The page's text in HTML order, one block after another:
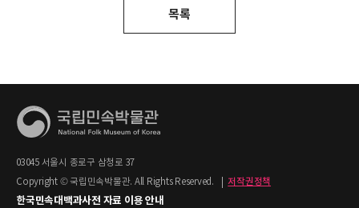
목록
03045 서울시 종로구 삼청로 37
Copyright © 국립민속박물관. All Rights Reserved.
저작권정책
한국민속대백과사전 자료 이용 안내